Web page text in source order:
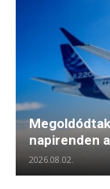
napirenden
2026.08.02.